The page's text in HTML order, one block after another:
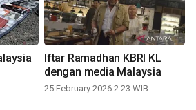
Iftar Ramadhan KBRI KL
dengan media Malaysia
25 February 2026 2:23 WIB